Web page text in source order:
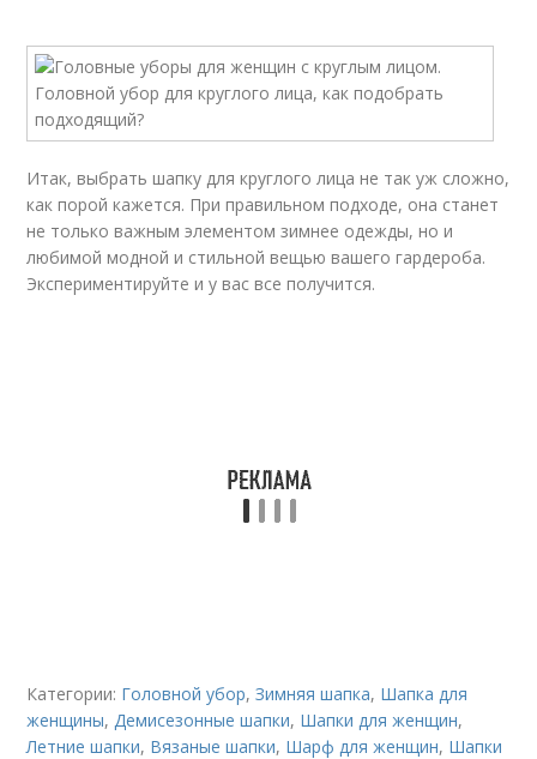
Итак, выбрать шапку для круглого лица не так уж сложно,
как порой кажется. При правильном подходе, она станет
не только важным элементом зимнее одежды, но и
любимой модной и стильной вещью вашего гардероба.
Экспериментируйте и у вас все получится.
Категории: Головной убор,Зимняя шапка, Шапка для
женщины,Демисезонные шапки, Шапки для женщин,
Летние шапки, Вязаные шапки, Шарф для женщин, Шапки